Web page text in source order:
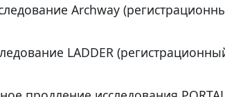
Archway
LADDER